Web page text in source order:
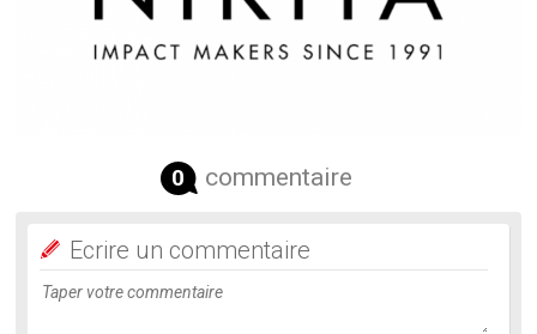
0 commentaire
Ecrire un commentaire